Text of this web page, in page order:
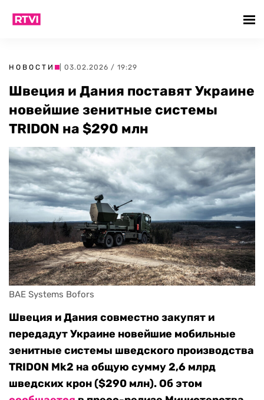
НОВОСТИ | 03.02.2026 / 19:29
Швеция и Дания поставят Украине
новейшие зенитные системы
TRIDON на $290 млн
BAE Systems Bofors
Швеция и Дания совместно закупят и
передадут Украине новейшие мобильные
зенитные системы шведского производства
TRIDON Mk2 на общую сумму 2,6 млрд
шведских крон ($290 млн). Об этом